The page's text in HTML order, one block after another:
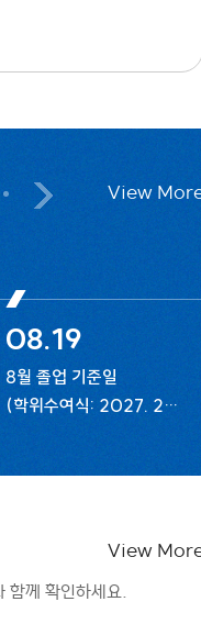
View
08.19
8월 졸업 기준일
(학위수여식: 2027. 2월
함께 확인하세요.
View